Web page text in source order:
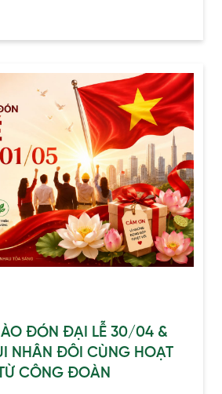
ĐÓN ĐẠI LỄ 30/04 &
NHÂN ĐÔI CÙNG HOẠT
CÔNG ĐOÀN